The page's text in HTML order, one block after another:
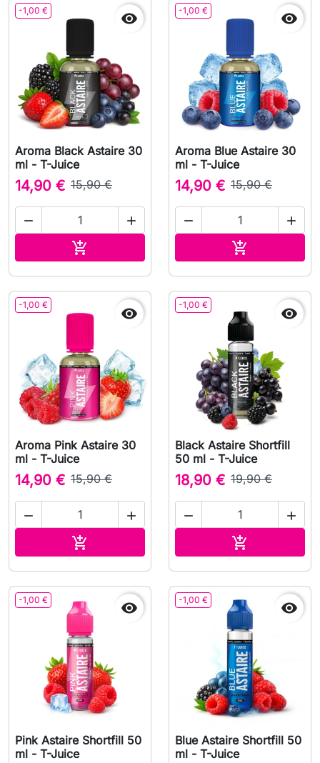
-1,00 € 
Aroma Black Astaire 30
ml - T-Juice
14,90 € 15,90 €
 

-1,00 € 
Aroma Blue Astaire 30
ml - T-Juice
14,90 € 15,90 €
 

-1,00 € 
Aroma Pink Astaire 30
ml - T-Juice
14,90 € 15,90 €
 

-1,00 € 
Black Astaire Shortfill
50 ml - T-Juice
18,90 € 19,90 €
 

-1,00 € 
Pink Astaire Shortfill 50
ml - T-Juice
-1,00 € 
Blue Astaire Shortfill 50
ml - T-Juice